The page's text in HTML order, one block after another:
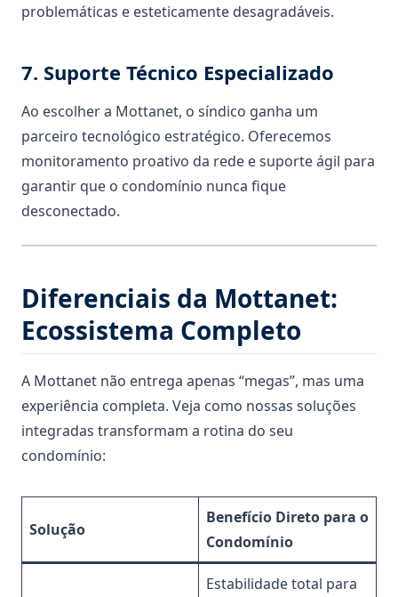
problemáticas e esteticamente desagradáveis.
7. Suporte Técnico Especializado
Ao escolher a Mottanet, o síndico ganha um
parceiro tecnológico estratégico. Oferecemos
monitoramento proativo da rede e suporte ágil para
garantir que o condomínio nunca fique
desconectado.
Diferenciais da Mottanet:
Ecossistema Completo
A Mottanet não entrega apenas “megas”, mas uma
experiência completa. Veja como nossas soluções
integradas transformam a rotina do seu
condomínio:
Solução
Benefício Direto para o
Condomínio
Estabilidade total para